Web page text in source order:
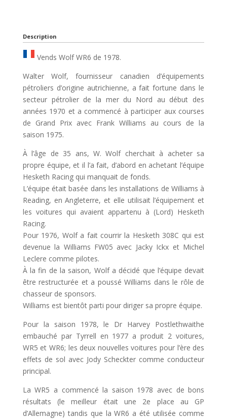
Description
Vends Wolf WR6 de 1978.
Walter Wolf, fournisseur canadien d’équipements
pétroliers d’origine autrichienne, a fait fortune dans le
secteur pétrolier de la mer du Nord au début des
années 1970 et a commencé à participer aux courses
de Grand Prix avec Frank Williams au cours de la
saison 1975.
À l’âge de 35 ans, W. Wolf cherchait à acheter sa
propre équipe, et il l’a fait, d’abord en achetant l’équipe
Hesketh Racing qui manquait de fonds.
L’équipe était basée dans les installations de Williams à
Reading, en Angleterre, et elle utilisait l’équipement et
les voitures qui avaient appartenu à (Lord) Hesketh
Racing.
Pour 1976, Wolf a fait courrir la Hesketh 308C qui est
devenue la Williams FW05 avec Jacky Ickx et Michel
Leclere comme pilotes.
À la fin de la saison, Wolf a décidé que l’équipe devait
être restructurée et a poussé Williams dans le rôle de
chasseur de sponsors.
Williams est bientôt parti pour diriger sa propre équipe.
Pour la saison 1978, le Dr Harvey Postlethwaithe
embauché par Tyrrell en 1977 a produit 2 voitures,
WR5 et WR6; les deux nouvelles voitures pour l’ère des
effets de sol avec Jody Scheckter comme conducteur
principal.
La WR5 a commencé la saison 1978 avec de bons
résultats (le meilleur était une 2e place au GP
d’Allemagne) tandis que la WR6 a été utilisée comme